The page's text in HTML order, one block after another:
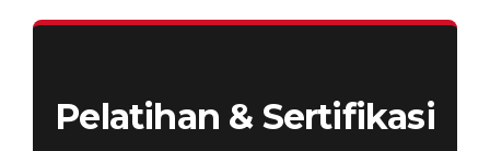
Pelatihan & Sertifikasi